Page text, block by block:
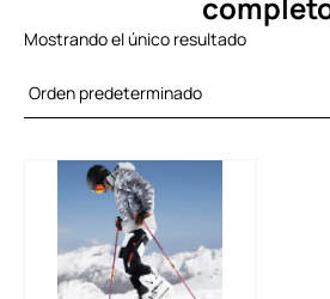
Mostrando el único resultado